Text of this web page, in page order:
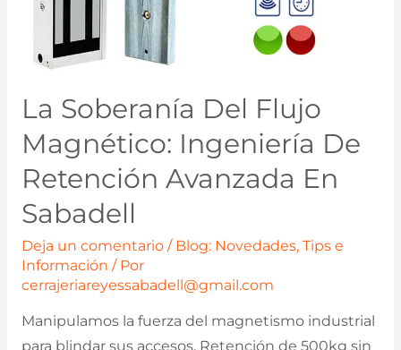
La Soberanía Del Flujo
Magnético: Ingeniería De
Retención Avanzada En
Sabadell
Deja un comentario / Blog: Novedades, Tips e
Información / Por
cerrajeriareyessabadell@gmail.com
Manipulamos la fuerza del magnetismo industrial
para blindar sus accesos. Retención de 500kg sin